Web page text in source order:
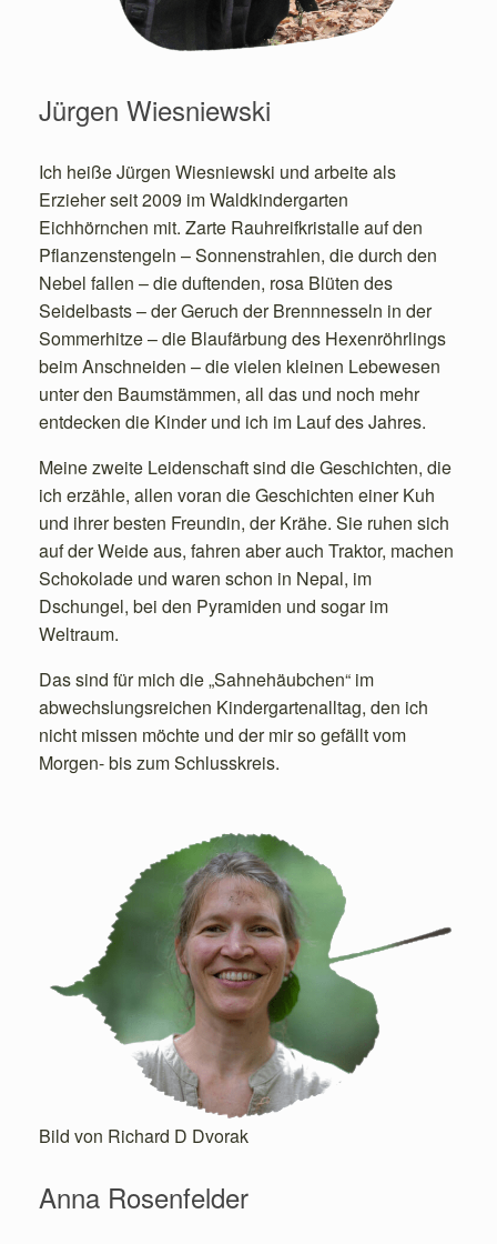
Jürgen Wiesniewski
Ich heiße Jürgen Wiesniewski und arbeite als
Erzieher seit 2009 im Waldkindergarten
Eichhörnchen mit. Zarte Rauhreifkristalle auf den
Pflanzenstengeln – Sonnenstrahlen, die durch den
Nebel fallen – die duftenden, rosa Blüten des
Seidelbasts – der Geruch der Brennnesseln in der
Sommerhitze – die Blaufärbung des Hexenröhrlings
beim Anschneiden – die vielen kleinen Lebewesen
unter den Baumstämmen, all das und noch mehr
entdecken die Kinder und ich im Lauf des Jahres.
Meine zweite Leidenschaft sind die Geschichten, die
ich erzähle, allen voran die Geschichten einer Kuh
und ihrer besten Freundin, der Krähe. Sie ruhen sich
auf der Weide aus, fahren aber auch Traktor, machen
Schokolade und waren schon in Nepal, im
Dschungel, bei den Pyramiden und sogar im
Weltraum.
Das sind für mich die „Sahnehäubchen“ im
abwechslungsreichen Kindergartenalltag, den ich
nicht missen möchte und der mir so gefällt vom
Morgen- bis zum Schlusskreis.
Bild von Richard D Dvorak
Anna Rosenfelder